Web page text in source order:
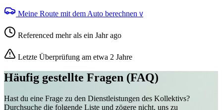
Meine Route mit dem Auto berechnen V
Referenced mehr als ein Jahr ago
Letzte Überprüfung am etwa 2 Jahre
Häufig gestellte Fragen (FAQ)
Hast du eine Frage zu den Dienstleistungen des Kollektivs?
Durchsuche die folgende Liste und zögere nicht, uns zu